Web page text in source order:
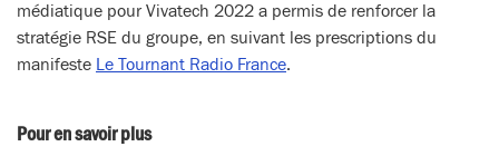
médiatique pour Vivatech 2022 a permis de renforcer la
stratégie RSE du groupe, en suivant les prescriptions du
manifeste Le Tournant Radio France.
Pour en savoir plus